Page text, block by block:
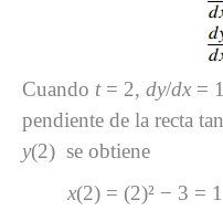
Cuando t= 2, dy/dx=
pendiente de la recta
y(2) se obtiene
x(2) = (2)² − 3 =